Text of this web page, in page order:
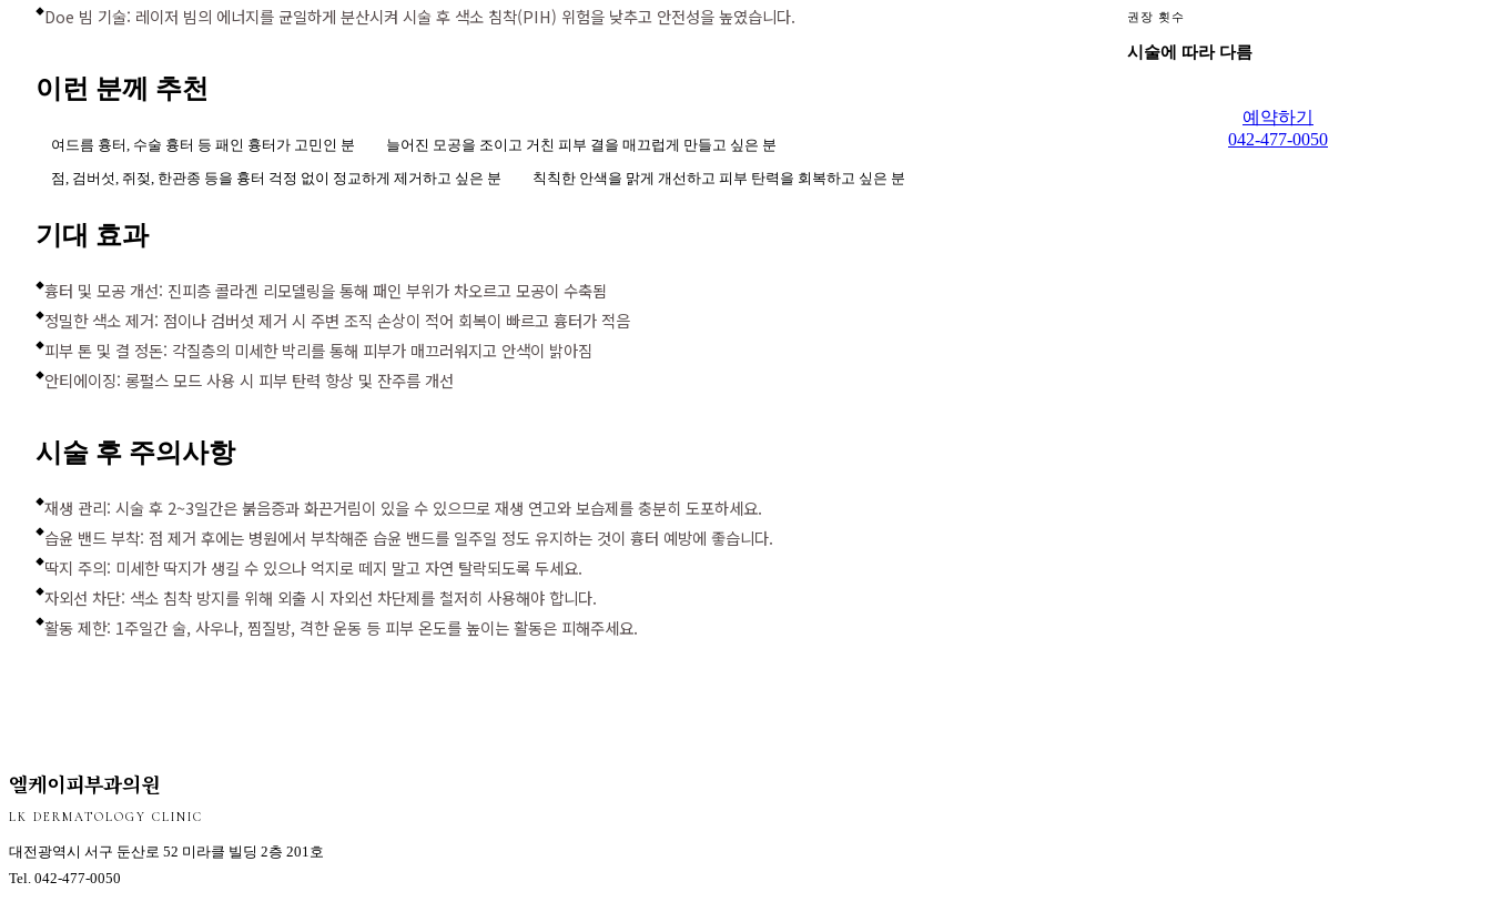
◆Doe 빔 기술: 레이저 빔의 에너지를 균일하게 분산시켜 시술 후 색소 침착(PIH) 위험을 낮추고 안전성을 높였습니다.
이런 분께 추천
여드름 흉터, 수술 흉터 등 패인 흉터가 고민인 분
늘어진 모공을 조이고 거친 피부 결을 매끄럽게 만들고 싶은 분
점, 검버섯, 쥐젖, 한관종 등을 흉터 걱정 없이 정교하게 제거하고 싶은 분
칙칙한 안색을 맑게 개선하고 피부 탄력을 회복하고 싶은 분
기대 효과
◆흉터 및 모공 개선: 진피층 콜라겐 리모델링을 통해 패인 부위가 차오르고 모공이 수축됨
◆정밀한 색소 제거: 점이나 검버섯 제거 시 주변 조직 손상이 적어 회복이 빠르고 흉터가 적음
◆피부 톤 및 결 정돈: 각질층의 미세한 박리를 통해 피부가 매끄러워지고 안색이 밝아짐
◆안티에이징: 롱펄스 모드 사용 시 피부 탄력 향상 및 잔주름 개선
시술 후 주의사항
◆재생 관리: 시술 후 2~3일간은 붉음증과 화끈거림이 있을 수 있으므로 재생 연고와 보습제를 충분히 도포하세요.
◆습윤 밴드 부착: 점 제거 후에는 병원에서 부착해준 습윤 밴드를 일주일 정도 유지하는 것이 흉터 예방에 좋습니다.
◆딱지 주의: 미세한 딱지가 생길 수 있으나 억지로 떼지 말고 자연 탈락되도록 두세요.
◆자외선 차단: 색소 침착 방지를 위해 외출 시 자외선 차단제를 철저히 사용해야 합니다.
◆활동 제한: 1주일간 술, 사우나, 찜질방, 격한 운동 등 피부 온도를 높이는 활동은 피해주세요.
권장 횟수
시술에 따라 다름
예약하기
042-477-0050
엘케이피부과의원
LK DERMATOLOGY CLINIC
대전광역시 서구 둔산로 52 미라클 빌딩 2층 201호
Tel. 042-477-0050